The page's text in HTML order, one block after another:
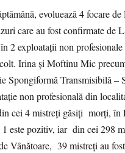
evoluează 4 focare
care au fost confirmate de
2 exploatații non
Irina și Moftinu Mic
Spongiformă Transmisibilă –
non profesională din
cei 4 mistreți găsiți morți, în
1 este pozitiv, iar din cei 298
Vânătoare, 39 mistreți au